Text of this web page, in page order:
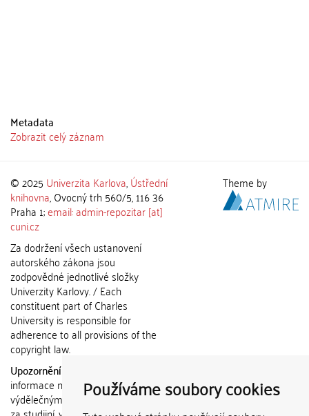
Používáme soubory cookies
Metadata
Zobrazit celý záznam
© 2025 Univerzita Karlova,Ústřední
knihovna, Ovocný trh 560/5, 116 36
Praha 1;email: admin-repozitar [at]
cuni.cz
Za dodržení všech ustanovení
autorského zákona jsou
zodpovědné jednotlivé složky
Univerzity Karlovy. / Each
constituent part of Charles
University is responsible for
adherence to all provisions of the
copyright law.
Upozornění / Notice:
informace nemohou být použity k
výdělečným účelům nebo vydávány
Theme by